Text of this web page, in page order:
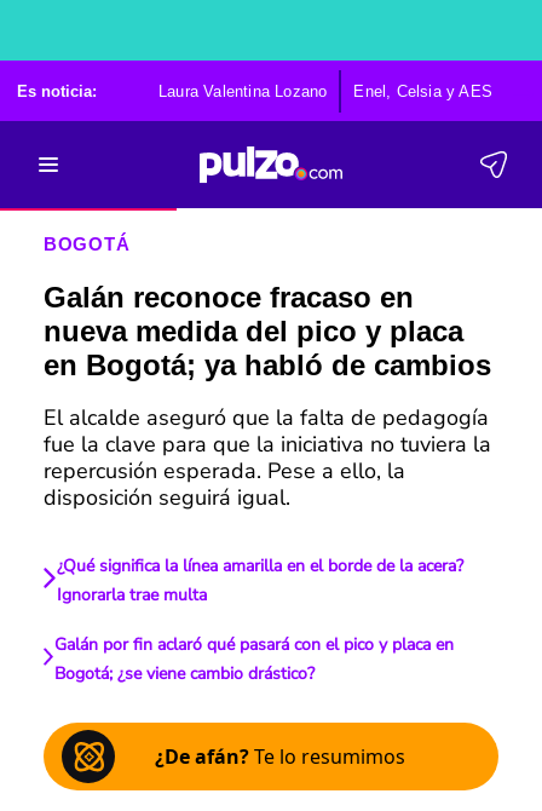
Es noticia: Laura Valentina Lozano Enel, Celsia y AES
BOGOTÁ
Galán reconoce fracaso en
nueva medida del pico y placa
en Bogotá; ya habló de cambios
El alcalde aseguró que la falta de pedagogía
fue la clave para que la iniciativa no tuviera la
repercusión esperada. Pese a ello, la
disposición seguirá igual.
¿Qué significa la línea amarilla en el borde de la acera?
Ignorarla trae multa
Galán por fin aclaró qué pasará con el pico y placa en
Bogotá; ¿se viene cambio drástico?
¿De afán?Te lo resumimos